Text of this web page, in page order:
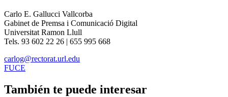
Carlo E. Gallucci Vallcorba
Gabinet de Premsa i Comunicació Digital
Universitat Ramon Llull
Tels. 93 602 22 26 | 655 995 668
carlog@rectorat.url.edu
FUCE
También te puede interesar